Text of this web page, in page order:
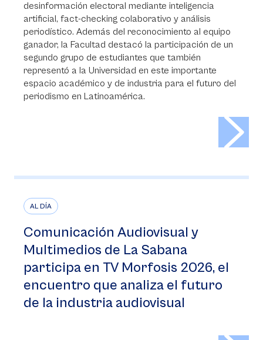
desinformación electoral mediante inteligencia
artificial, fact-checking colaborativo y análisis
periodístico. Además del reconocimiento al equipo
ganador, la Facultad destacó la participación de un
segundo grupo de estudiantes que también
representó a la Universidad en este importante
espacio académico y de industria para el futuro del
periodismo en Latinoamérica.
AL DÍA
Comunicación Audiovisual y
Multimedios de La Sabana
participa en TV Morfosis 2026, el
encuentro que analiza el futuro
de la industria audiovisual